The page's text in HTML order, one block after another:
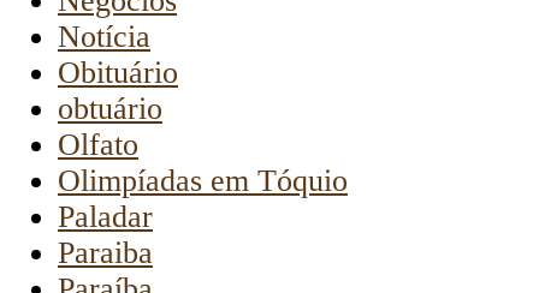
Notícia
Obituário
obtuário
Olfato
Olimpíadas em Tóquio
Paladar
Paraiba